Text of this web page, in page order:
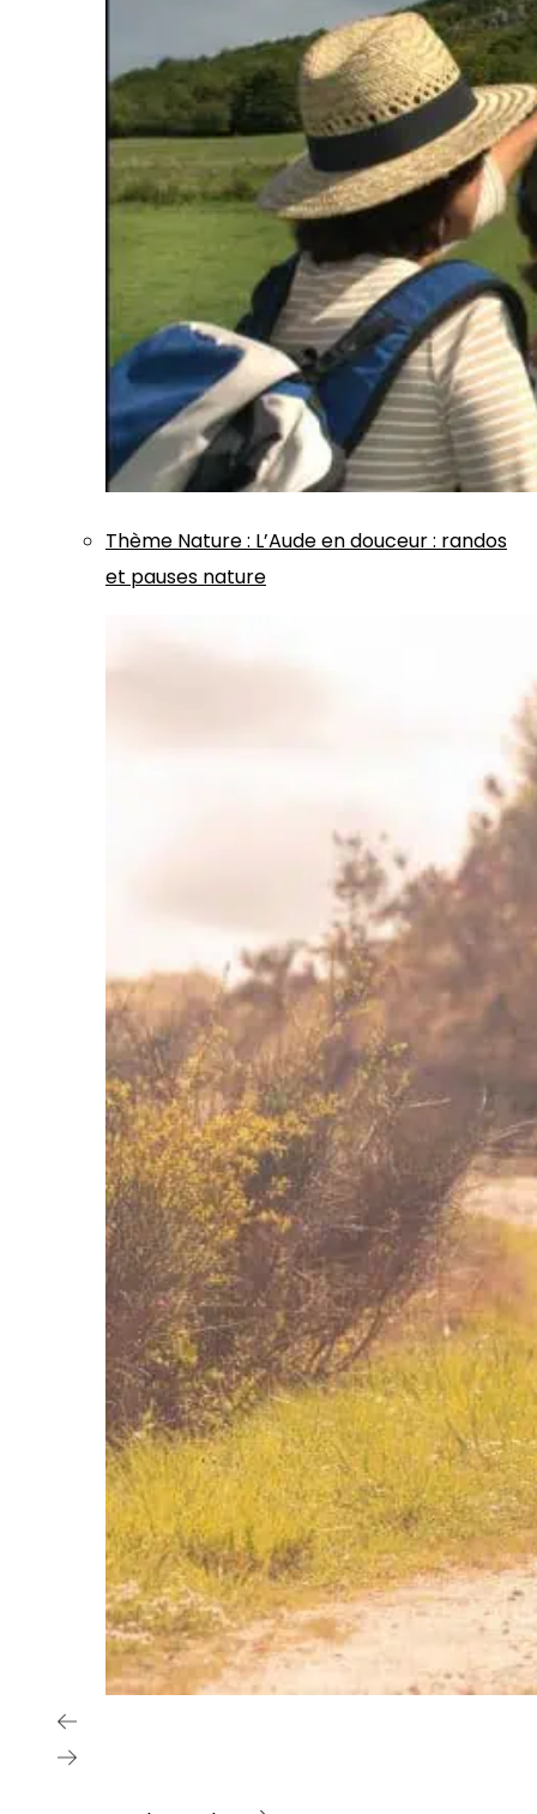
Thème Nature: L’Aude en douceur : randos
et pauses nature